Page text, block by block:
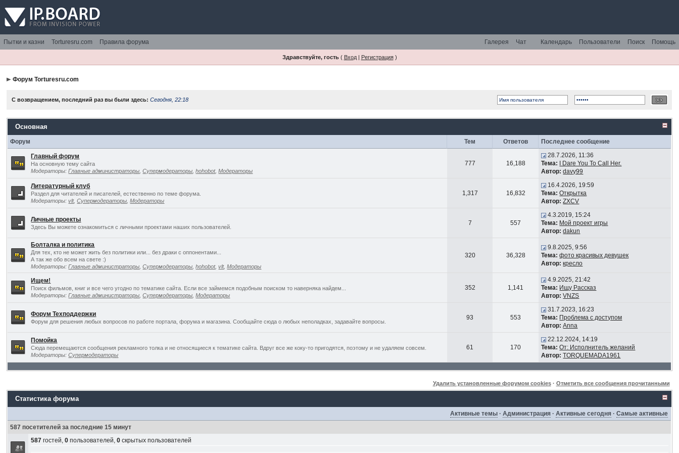
Пытки и казни Torturesru.com Правила форума Помощь
Поиск
Пользователи
Календарь
Чат
Галерея
Здравствуйте, гость( Вход| Регистрация)
Форум Torturesru.com
С возвращением, последний раз вы были здесь:Сегодня, 22:18
Основная
Форум Тем Ответов Последнее сообщение
Главный форум
На основную тему сайта
Модераторы:Главные администраторы ,Супермодераторы ,hohobot,Модераторы
777 16,188
28.7.2026, 11:36
Тема:
I Dare You To Call Her.
Автор: davy99
Литературный клуб
Раздел для читателей и писателей, естественно по теме форума.
Модераторы:vlt,Супермодераторы ,Модераторы
1,317 16,832
16.4.2026, 19:59
Тема: Открытка
Автор: ZXCV
Личные проекты
Здесь Вы можете ознакомиться с личными проектами наших пользователей.
7 557
4.3.2019, 15:24
Тема: Мой проект игры
Автор: dakun
Болталка и политика
Для тех, кто не может жить без политики или... без драки с оппонентами...
А так же обо всем на свете :)
Модераторы:Главные администраторы ,Супермодераторы ,hohobot,vlt,Модераторы
320 36,328
9.8.2025, 9:56
Тема: фото красивых девушек
Автор: кресло
Ищем!
Поиск фильмов, книг и все чего угодно по тематике сайта. Если все займемся подобным поиском то наверняка найдем...
Модераторы:Главные администраторы ,Супермодераторы ,Модераторы
352 1,141
4.9.2025, 21:42
Тема: Ищу Рассказ
Автор: VNZS
Форум Техподдержки
Форум для решения любых вопросов по работе портала, форума и магазина. Сообщайте сюда о любых неполадках, задавайте вопросы.
93 553
31.7.2023, 16:23
Тема: Проблема с доступом
Автор: Anna
Помойка
Сюда перемещаются сообщения рекламного толка и не относящиеся к тематике сайта. Вдруг все же коку-то пригодятся, поэтому и не удаляем совсем.
Модераторы:Супермодераторы
61 170
22.12.2024, 14:19
Тема: От: Исполнитель желаний
Автор: TORQUEMADA1961
Удалить установленные форумом cookies· Отметить все сообщения прочитанными
Статистика форума
Активные темы ·Администрация ·Активные сегодня ·Самые активные
587 посетителей за последние 15 минут
587 гостей,0 пользователей,0 скрытых пользователей